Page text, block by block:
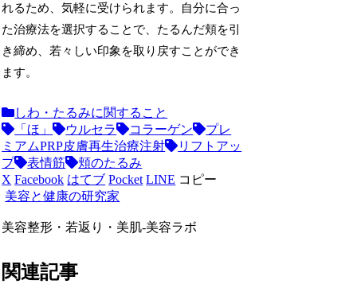
れるため、気軽に受けられます。自分に合っ
た治療法を選択することで、たるんだ頬を引
き締め、若々しい印象を取り戻すことができ
ます。
しわ・たるみに関すること
「ほ」
ウルセラ コラーゲン
プレ
ミアムPRP皮膚再生治療注射
リフトアッ
プ
表情筋
頬のたるみ
X Facebook はてブ Pocket LINE コピー
美容と健康の研究家
美容整形・若返り・美肌-美容ラボ
関連記事